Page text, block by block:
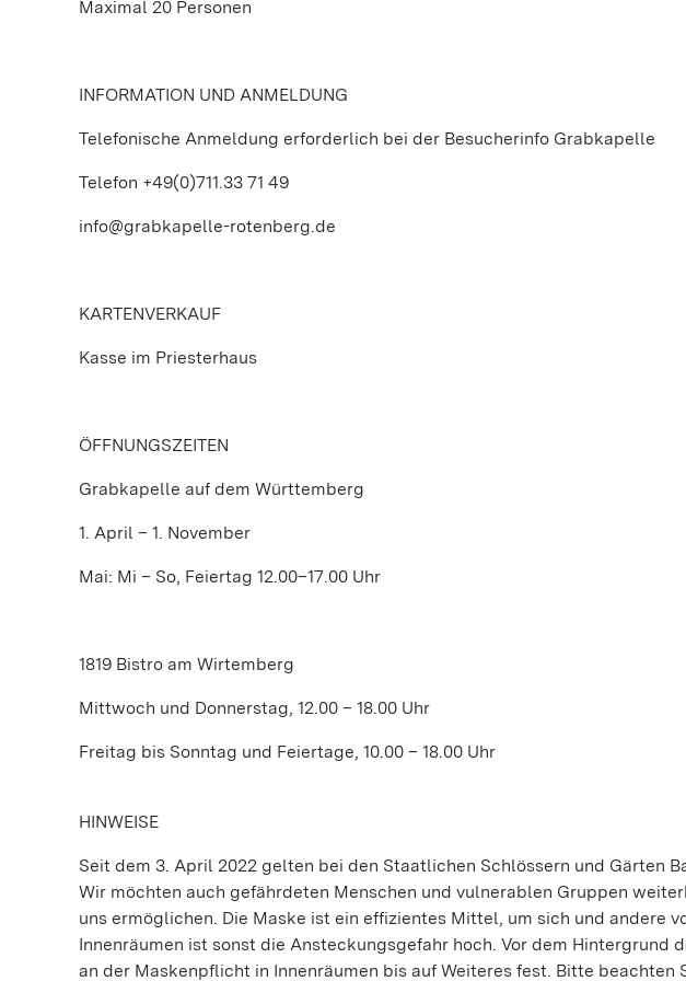
Maximal 20 Personen
INFORMATION UND ANMELDUNG
Telefonische Anmeldung erforderlich bei der Besucherinfo Grabkapelle
Telefon +49(0)711.33 71 49
info@grabkapelle-rotenberg.de
KARTENVERKAUF
Kasse im Priesterhaus
ÖFFNUNGSZEITEN
Grabkapelle auf dem Württemberg
1. April – 1. November
Mai: Mi – So, Feiertag 12.00–17.00 Uhr
1819 Bistro am Wirtemberg
Mittwoch und Donnerstag, 12.00 – 18.00 Uhr
Freitag bis Sonntag und Feiertage, 10.00 – 18.00 Uhr
HINWEISE
Seit dem 3. April 2022 gelten bei den Staatlichen Schlössern und Gärten
Wir möchten auch gefährdeten Menschen und vulnerablen Gruppen
uns ermöglichen. Die Maske ist ein effizientes Mittel, um sich und andere
Innenräumen ist sonst die Ansteckungsgefahr hoch. Vor dem Hintergrund
an der Maskenpflicht in Innenräumen bis auf Weiteres fest. Bitte beachten